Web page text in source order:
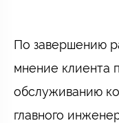
По завершению
мнение клиента
обслуживанию
главного